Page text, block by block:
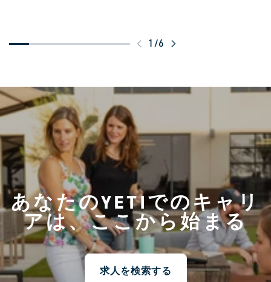
1 /
ス
プ
し
て
さ
ら
見
る
6
あなたのYETIでのキャリ
アは、ここから始まる
求人を検索する